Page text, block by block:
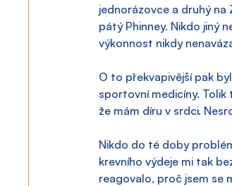
jednorázovce a druhý na
pátý Phinney. Nikdo jiný
výkonnost nikdy
O to překvapivější pak
sportovní medicíny. Tolik
že mám díru v srdci.
Nikdo do té doby
krevního výdeje mi tak
reagovalo, proč jsem se